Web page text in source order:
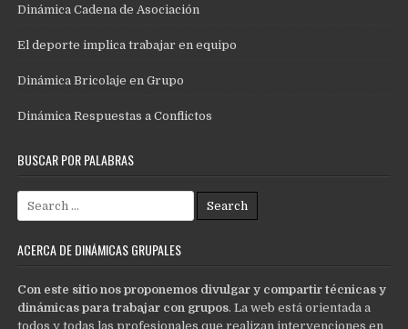
Dinámica Cadena de Asociación
El deporte implica trabajar en equipo
Dinámica Bricolaje en Grupo
Dinámica Respuestas a Conflictos
BUSCAR POR PALABRAS
Search
for:
ACERCA DE DINÁMICAS GRUPALES
Con este sitio nos proponemos divulgar y compartir técnicas y
dinámicas para trabajar con grupos. La web está orientada a
todos y todas las profesionales que realizan intervenciones en